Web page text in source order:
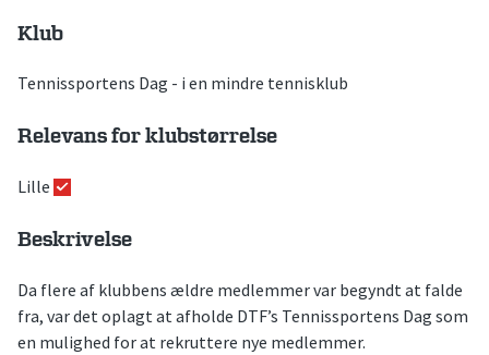
Klub
Tennissportens Dag - i en mindre tennisklub
Relevans for klubstørrelse
Lille
Beskrivelse
Da flere af klubbens ældre medlemmer var begyndt at falde
fra, var det oplagt at afholde DTF’s Tennissportens Dag som
en mulighed for at rekruttere nye medlemmer.